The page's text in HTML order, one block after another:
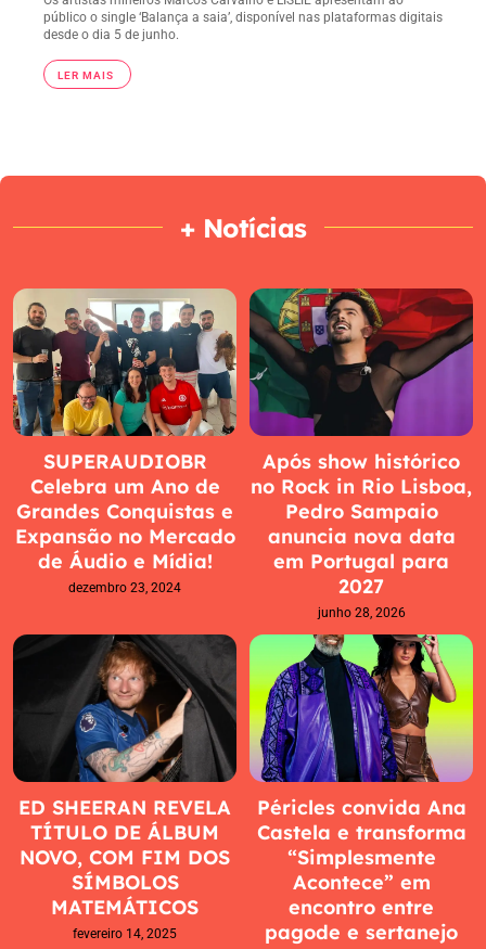
público o single ‘Balança a saia’, disponível nas plataformas digitais
desde o dia 5 de junho.
LER MAIS
+ Notícias
SUPERAUDIOBR
Celebra um Ano de
Grandes Conquistas e
Expansão no Mercado
de Áudio e Mídia!
dezembro 23, 2024
Após show histórico
no Rock in Rio Lisboa,
Pedro Sampaio
anuncia nova data
em Portugal para
2027
junho 28, 2026
ED SHEERAN REVELA
TÍTULO DE ÁLBUM
NOVO, COM FIM DOS
SÍMBOLOS
MATEMÁTICOS
fevereiro 14, 2025
Péricles convida Ana
Castela e transforma
“Simplesmente
Acontece” em
encontro entre
pagode e sertanejo